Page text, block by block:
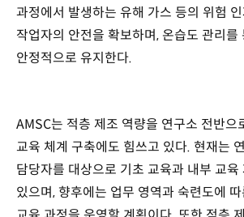
과정에서 발생하는 유해 가스 등의 위험
작업자의 안전을 확보하며, 온습도 관리를
안정적으로 유지한다.
AMSC는 적층 제조 역량을 연구소 전반으
교육 체계 구축에도 힘쓰고 있다. 현재는
담당자를 대상으로 기초 교육과 내부 교육
있으며, 향후에는 업무 영역과 숙련도에